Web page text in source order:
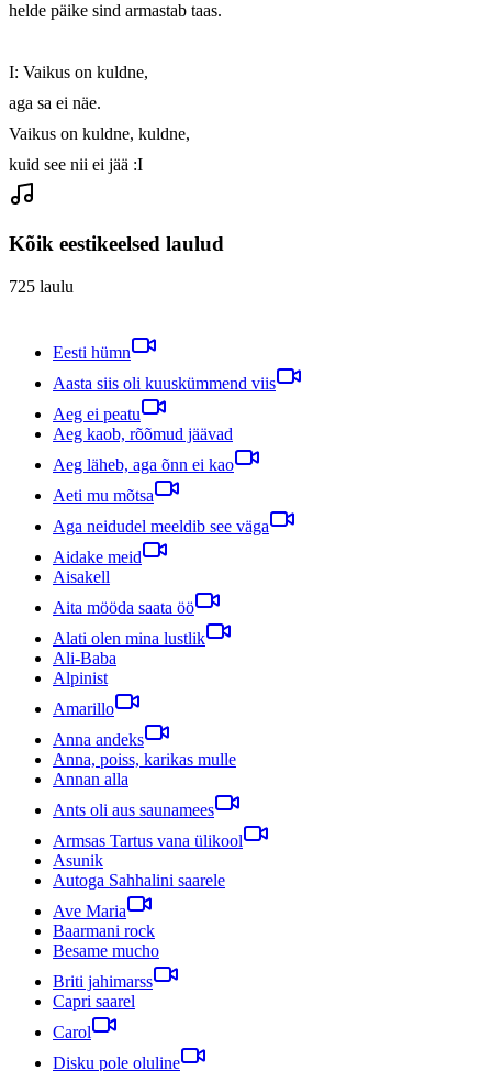
helde päike sind armastab taas.
I: Vaikus on kuldne,
aga sa ei näe.
Vaikus on kuldne, kuldne,
kuid see nii ei jää :I
Kõik eestikeelsed laulud
725 laulu
Eesti hümn
Aasta siis oli kuuskümmend viis
Aeg ei peatu
Aeg kaob, rõõmud jäävad
Aeg läheb, aga õnn ei kao
Aeti mu mõtsa
Aga neidudel meeldib see väga
Aidake meid
Aisakell
Aita mööda saata öö
Alati olen mina lustlik
Ali-Baba
Alpinist
Amarillo
Anna andeks
Anna, poiss, karikas mulle
Annan alla
Ants oli aus saunamees
Armsas Tartus vana ülikool
Asunik
Autoga Sahhalini saarele
Ave Maria
Baarmani rock
Besame mucho
Briti jahimarss
Capri saarel
Carol
Disku pole oluline